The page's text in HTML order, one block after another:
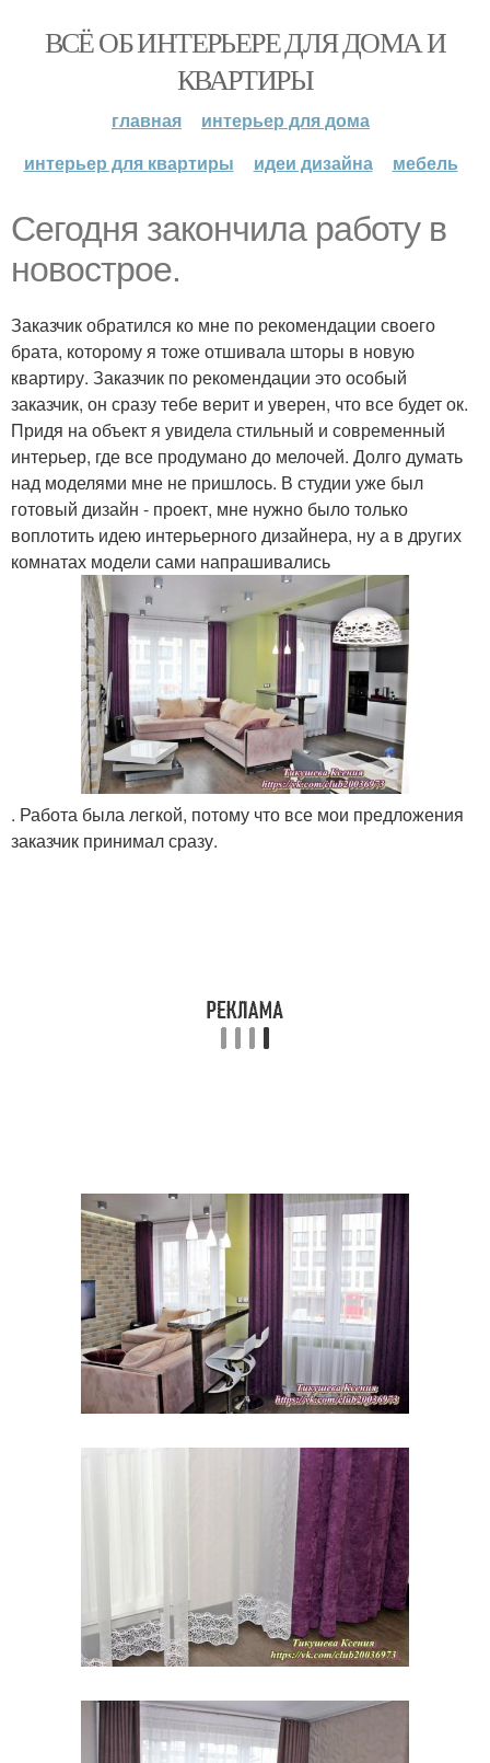
ВСЁ ОБ ИНТЕРЬЕРЕ ДЛЯ ДОМА И
КВАРТИРЫ
главная
интерьер для дома
интерьер для квартиры
идеи дизайна мебель
Сегодня закончила работу в
новострое.
Заказчик обратился ко мне по рекомендации своего
брата, которому я тоже отшивала шторы в новую
квартиру. Заказчик по рекомендации это особый
заказчик, он сразу тебе верит и уверен, что все будет ок.
Придя на объект я увидела стильный и современный
интерьер, где все продумано до мелочей. Долго думать
над моделями мне не пришлось. В студии уже был
готовый дизайн - проект, мне нужно было только
воплотить идею интерьерного дизайнера, ну а в других
комнатах модели сами напрашивались
. Работа была легкой, потому что все мои предложения
заказчик принимал сразу.